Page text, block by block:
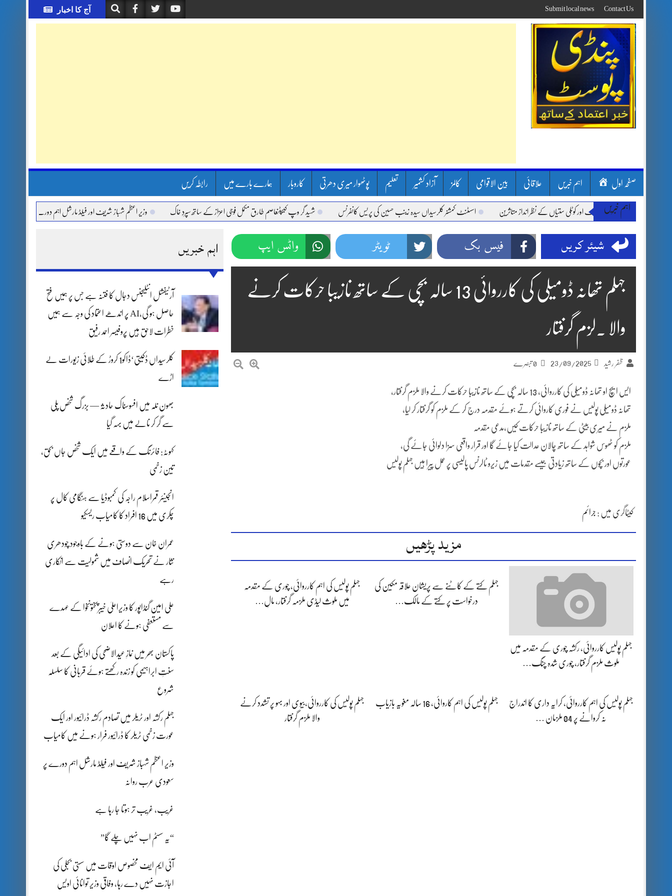
to
content
آج کا اخبار Contact Us
Submit local news
صفحہ اول اہم خبریں علاقائی بین الاقوامی کالمز آزاد کشمیر تعلیم پوٹھوار میری دھرتی کاروبار ہمارے بارے میں رابطہ کریں
اہم خبریں
سون بارشیں، لینڈ سلائیڈنگ اور کوٹلی ستیاں کے نظر انداز متاثرین اسسٹنٹ کمشنر کلرسیداں سیدہ زینب حسین کی پریس کانفرنس شہید گر وپ کیپٹنعاصم طارق مکمل فوجی اعزاز کے ساتھ سپردِ خاک وزیر اعظم شہباز شریف اور فیلڈ مارشل اہم دورے پر سعودی عرب
اہم خبریں
آرٹیفشل انٹلیجنس دجال کا فتنہ ہے جس پر ہمیں فتح
حاصل ہو گی،AI پر اندھے اعتماد کی وجہ سے ہمیں
خطرات لاحق ہیں پروفیسر احمد رفیق
کلرسیداں ڈکیتی‘ڈاکو1 کروڑ کے طلائی زیورات لے
اڑے
بھون نلہ میں افسوسناک حادثہ — بزرگ شخص پلی
سے گر کر نالے میں بہہ گیا
کہوٹہ: فائرنگ کے واقعے میں ایک شخص جاں بحق،
تین زخمی
انجینئر قمراسلام راجہ کی کمبوڈیا سے ہنگامی کال پر
چکری میں 16 افراد کا کامیاب ریسکیو
عمران خان سے دوستی ہونے کے باوجود چودھری
نثار نے تحریک انصاف میں شمولیت سے انکاری
رہے
علی امین گنڈاپور کا وزیراعلیٰ خیبرپختونخوا کے عہدے
سے مستعفی ہونے کا اعلان
پاکستان بھر میں نمازِ عیدالاضحی کی ادائیگی کے بعد
سنتِ ابراہیمی کو زندہ رکھتے ہوئے قربانی کا سلسلہ
شروع
جہلم رکشہ اور ٹریلر میں تصادم رکشہ ڈرائیور اور ایک
عورت زخمی ٹریلر کا ڈرائیور فرار ہونے میں کامیاب
وزیر اعظم شہباز شریف اور فیلڈ مارشل اہم دورے پر
سعودی عرب روانہ
غریب، غریب تر ہوتا جا رہا ہے
“یہ سسٹم اب نہیں چلے گا”
آئی ایم ایف مخصوص اوقات میں سستی بجلی کی
اجازت نہیں دے رہا، وفاقی وزیر توانائی اویس
شیئر کریں فیس بک ٹویٹر واٹس ایپ
جہلم تھانہ ڈومیلی کی کارروائی 13 سالہ بچی کے ساتھ نازیبا حرکات کرنے
والا ۔لزم گرفتار
ظفر رشید 23/09/2025
ایس ایچ او تھانہ ڈومیلی کی کارروائی، 13 سالہ بچی کے ساتھ نازیبا حرکات کرنے والا ملزم گرفتار،
تھانہ ڈومیلی پولیس نے فوری کاروائی کرتے ہوئے مقدمہ درج کر کے ملزم کو گرفتار کر لیا،
ملزم نے میری بیٹی کے ساتھ نازیبا حرکات کیں،مدعی مقدمہ
ملزم کو ٹھوس شواہد کے ساتھ چالان عدالت کیا جائے گا اور قرار واقعی سزا دلوائی جائے گی،
عورتوں اور بچوں کے ساتھ زیادتی جیسے مقدمات میں زیرو ٹالرنس پالیسی پر عمل پیرا ہیں جہلم پولیس
کیٹاگری میں : جرائم
مزید پڑھیں
جہلم پولیس کارروائی، رکشہ چوری کے مقدمہ میں
ملوث ملزم گرفتار، چوری شدہ چنگ…
جہلم کتے کے کاٹنے سے پریشان علاقہ مکین کی
درخواست پر کتے کے مالک…
جہلم پولیس کی اہم کارروائی، چوری کے مقدمہ
میں ملوث لیڈی ملزمہ گرفتار، مالِ…
جہلم پولیس کی اہم کارروائی، کرایہ داری کا اندراج
نہ کروانے پر 04 ملزمان …
جہلم پولیس کی اہم کاروائی، 16 سالہ مغویہ بازیاب
جہلم پولیس کی کارروائی،بیوی اور بہو پر تشدد کرنے
والا ملزم گرفتار